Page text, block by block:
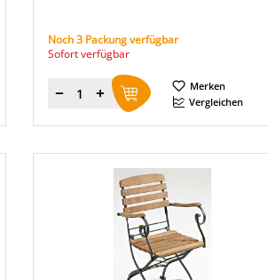
Noch 3 Packung verfügbar
Sofort verfügbar
Menge
Merken
Vergleichen